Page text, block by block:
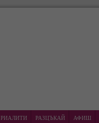
РИАЛИТИ РАЗЦЪКАЙ АФИШ